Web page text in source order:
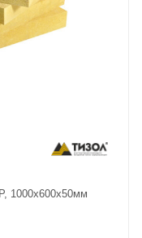
1000x600x50мм